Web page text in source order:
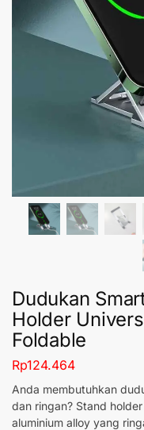
Dudukan
Holder
Foldable
Rp124.464
Anda membutuhkan
dan ringan? Stand
aluminium alloy yang